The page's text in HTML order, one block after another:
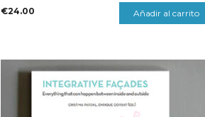
€24.00 Añadir al carrito